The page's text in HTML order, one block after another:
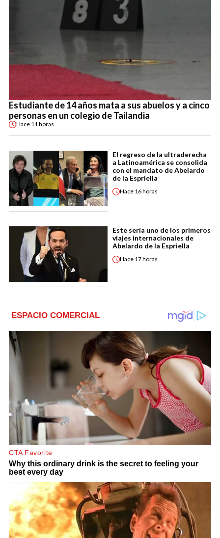
Estudiante de 14 años mata a sus abuelos y a cinco
personas en un colegio de Tailandia
Hace 11 horas
El regreso de la ultraderecha
a Latinoamérica se consolida
con el mandato de Abelardo
de la Espriella
Hace 16 horas
Este sería uno de los primeros
viajes internacionales de
Abelardo de la Espriella
Hace 17 horas